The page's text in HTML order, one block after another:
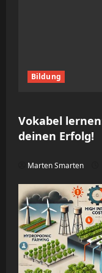
Bildung
Vokabel
deinen Erfolg!
Marten Smarten